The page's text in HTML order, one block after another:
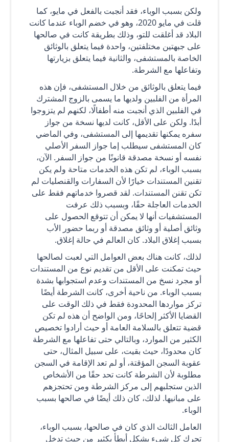
ولكن بسبب الوباء، فقد أنجبت بالفعل في مايو، كما
قلت في مايو 2020، وهو في خضم الوباء عندما كانت
البلاد قد أغلقت للتو، وذلك بطريقة كانت في صالحها
على جبهتين مختلفتين، واحدة فيما يتعلق بالوثائق
الخاصة بالمستشفى، والثانية فيما يتعلق بزيارتها
وتفاعلها مع الشرطة.
فيما يتعلق بالوثائق من خلال المستشفى، فإن هذه
المرأة من الفلبين ولديها ما يسمى بالزوج المشترك
في الفلبين الذي أنجبت منه أطفالًا، لكنهم لم يتزوجوا
أبدًا. ولكن على الأقل، كانت لديها نسخة من جواز
سفره يمكنها تقديمها إلى المستشفى، وفي الماضي
كان المستشفى سيطلب إما جواز السفر الأصلي
نفسه أو نسخة مصدقة قانونًا من جواز السفر. الآن،
بسبب الوباء، لم تكن هذه الخدمات متاحة ولم يكن
تقنين المستندات خيارًا لأن السفارات والقنصليات لم
تكن تقنن المستندات. لقد قصروا خدماتهم فقط على
الخدمات العاجلة حقًا، وبسبب ذلك عرفت
المستشفيات أنها لا يمكن أن تتوقع الحصول على
وثائق أصلية أو وثائق مصدقة أو ربما حضور الأب
بسبب إغلاق البلاد. كان العالم في حالة إغلاق.
لذلك، كانت هناك بعض العوامل التي لعبت لصالحها
حيث تمكنت على الأقل من تقديم نوع من المستندات
أو مجرد نسخ من المستندات وعدم استجوابها بشدة
بسبب الوباء. من ناحية أخرى، كانت الشرطة أيضًا
تركز مواردها المحدودة فقط في ذلك الوقت على
القضايا الأكثر إلحاحًا، ومن الواضح أن هذه لم تكن
قضية تتعلق بالسلامة العامة أو حيث أرادوا تخصيص
الكثير من الموارد، وبالتالي حتى تفاعلها مع الشرطة
كان محدودًا، حيث بقيت، على سبيل المثال، حتى
عقوبة السجن المؤقتة، أو لم تعد الإقامة في السجن
مطلوبة لأن الشرطة كانت تحد حقًا من الأشخاص
الذين ستجلبهم إلى مركز الشرطة ومن تحتجزهم
على مبانيها. لذلك، كان ذلك أيضًا في صالحها بسبب
الوباء.
العامل الثالث الذي كان في صالحها، بسبب الوباء،
تحرك كل شيء بشكل أبطأ بكثير من حيث تدخل